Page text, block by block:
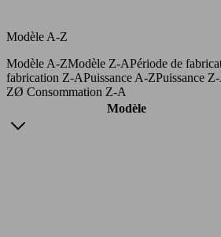
Modèle A-Z
Modèle A-ZModèle Z-APériode de
fabrication Z-APuissance A-ZPuissance
ZØ Consommation Z-A
Modèle